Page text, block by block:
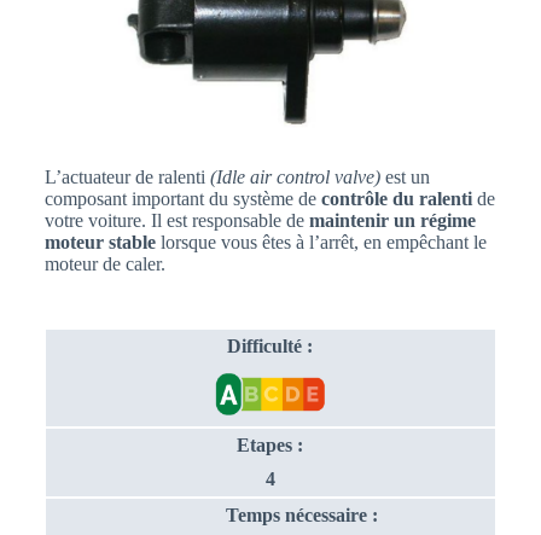
L’actuateur de ralenti (Idle air control valve) est un
composant important du système de contrôle du ralenti de
votre voiture. Il est responsable de maintenir un régime
moteur stable lorsque vous êtes à l’arrêt, en empêchant le
moteur de caler.
Difficulté :
Etapes :
4
Temps nécessaire :